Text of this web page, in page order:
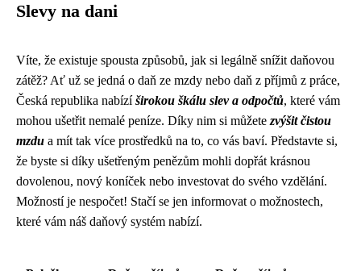
Slevy na dani
Víte, že existuje spousta způsobů, jak si legálně snížit daňovou
zátěž? Ať už se jedná o daň ze mzdy nebo daň z příjmů z práce,
Česká republika nabízíširokou škálu slev a odpočtů, které vám
mohou ušetřit nemalé peníze. Díky nim si můžete zvýšit čistou
mzdu a mít tak více prostředků na to, co vás baví. Představte si,
že byste si díky ušetřeným penězům mohli dopřát krásnou
dovolenou, nový koníček nebo investovat do svého vzdělání.
Možností je nespočet! Stačí se jen informovat o možnostech,
které vám náš daňový systém nabízí.